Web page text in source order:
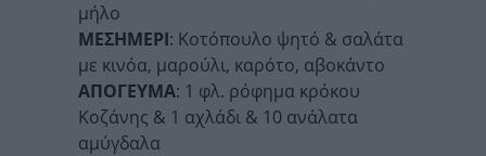
μήλο
ΜΕΣΗΜΕΡΙ: Κοτόπουλο ψητό & σαλάτα
με κινόα, μαρούλι, καρότο, αβοκάντο
ΑΠΟΓΕΥΜΑ: 1 φλ. ρόφημα κρόκου
Κοζάνης & 1 αχλάδι & 10 ανάλατα
αμύγδαλα